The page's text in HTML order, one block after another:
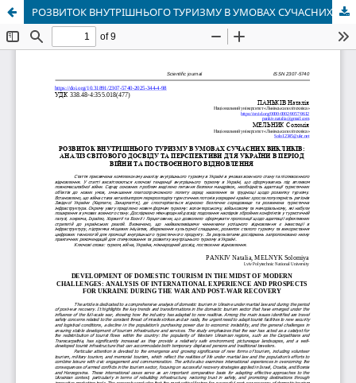
РОЗВИТОК ВНУТРІШНЬОГО ТУРИЗМУ В УМОВАХ СУЧАСНИХ ВИКЛИКІВ: АНАЛІЗ СВІТОВОГО ДОСВІДУ ТА ПЕРСПЕКТИВИ ДЛЯ УКРАЇНИ В ПЕРІОД ВІЙНИ ТА ПОСТВОЄННОГО ВІДНОВЛЕННЯ